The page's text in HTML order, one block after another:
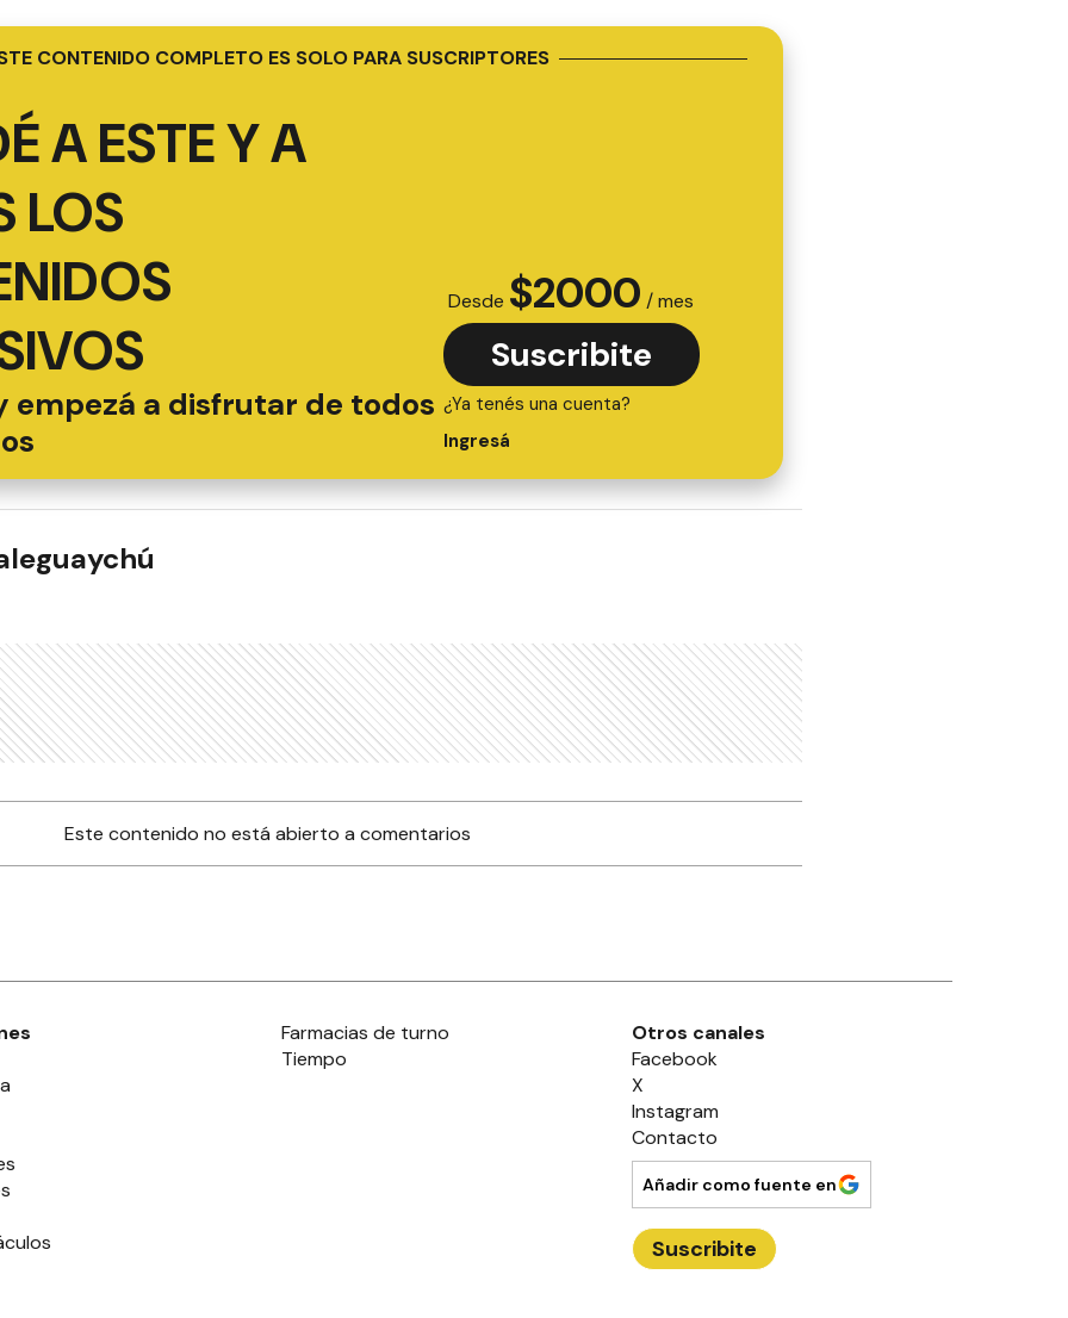
CONTENIDO COMPLETO ES SOLO PARA SUSCRIPTORES
A ESTE Y A
LOS
empezá a disfrutar de todos
Desde $2000 / mes
Suscribite
¿Ya tenés una cuenta?
Ingresá
Este contenido no está abierto a comentarios
Farmacias de turno
Tiempo
Otros canales
Facebook
X
Instagram
Contacto
Añadir como fuente en
Suscribite